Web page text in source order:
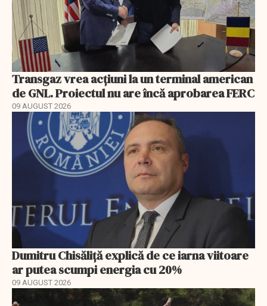
Transgaz vrea acțiuni la un terminal american
de GNL. Proiectul nu are încă aprobarea FERC
09 AUGUST 2026
Dumitru Chisăliță explică de ce iarna viitoare
ar putea scumpi energia cu 20%
09 AUGUST 2026